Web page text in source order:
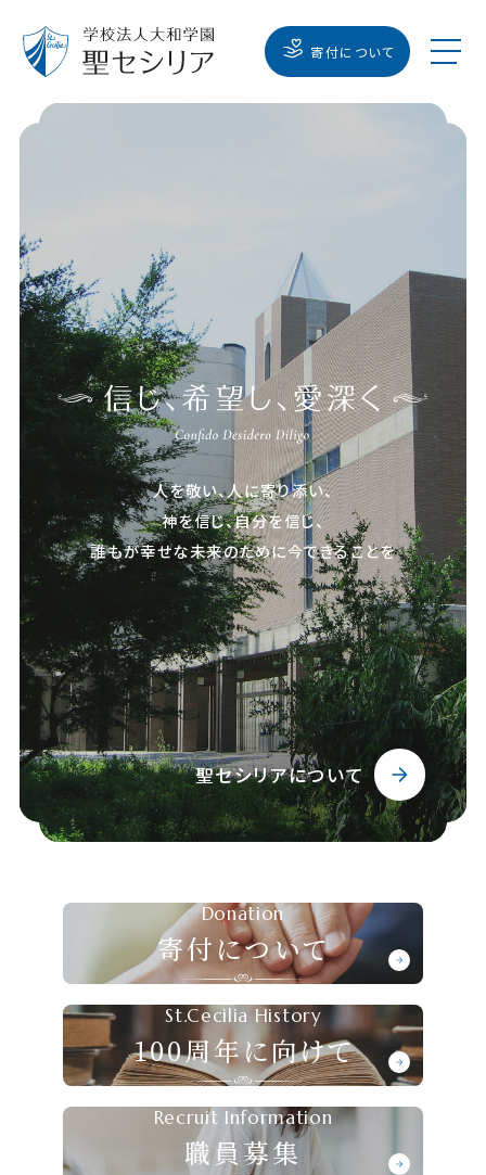
寄付について
人を敬い、人に寄り添い、
神を信じ、自分を信じ、
誰もが幸せな未来のために今できることを
聖セシリアについて
Donation
寄付について
St.Cecilia History
100周年に向けて
Recruit Information
職員募集